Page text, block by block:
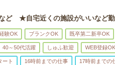
ど ★自宅近くの施設がいいなど
験OK ブランクOK 既卒第二新卒OK
40～50代活躍 しゅふ歓迎 WEB登録OK
ート 16時前までの仕事 17時前までの